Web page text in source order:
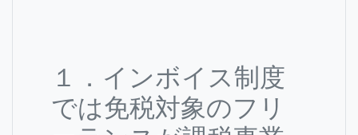
１．インボイス制度
では免税対象のフリ